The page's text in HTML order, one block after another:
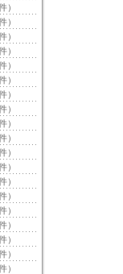
）
）
）
）
）
）
）
）
）
）
）
）
）
）
）
）
）
）
）